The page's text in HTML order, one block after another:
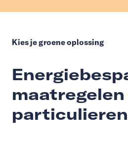
Kies je groene oplossing
particulieren